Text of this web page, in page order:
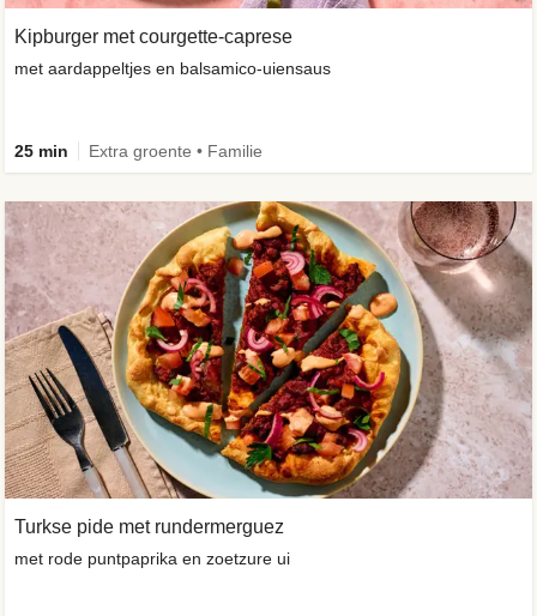
Kipburger met courgette-caprese
met aardappeltjes en balsamico-uiensaus
25 min Extra groente • Familie
Turkse pide met rundermerguez
met rode puntpaprika en zoetzure ui